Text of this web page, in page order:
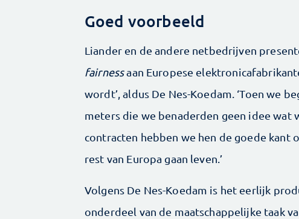
Goed voorbeeld
Liander en de andere netbedrijven
fairnessaan Europese
wordt’, aldus De Nes-Koedam. ‘Toen we
meters die we benaderden geen idee wat
contracten hebben we hen de goede kant
rest van Europa gaan leven.’
Volgens De Nes-Koedam is het eerlijk
onderdeel van de maatschappelijke taak